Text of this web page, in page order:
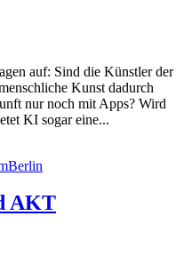
auf: Sind die Künstler der
Kunst dadurch
nur noch mit Apps? Wird
KI sogar eine...
AKT